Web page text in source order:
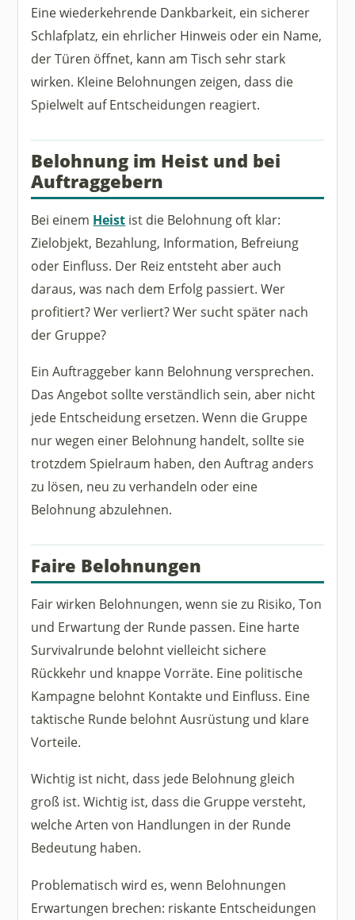
Eine wiederkehrende Dankbarkeit, ein sicherer
Schlafplatz, ein ehrlicher Hinweis oder ein Name,
der Türen öffnet, kann am Tisch sehr stark
wirken. Kleine Belohnungen zeigen, dass die
Spielwelt auf Entscheidungen reagiert.
Belohnung im Heist und bei
Auftraggebern
Bei einem Heist ist die Belohnung oft klar:
Zielobjekt, Bezahlung, Information, Befreiung
oder Einfluss. Der Reiz entsteht aber auch
daraus, was nach dem Erfolg passiert. Wer
profitiert? Wer verliert? Wer sucht später nach
der Gruppe?
Ein Auftraggeber kann Belohnung versprechen.
Das Angebot sollte verständlich sein, aber nicht
jede Entscheidung ersetzen. Wenn die Gruppe
nur wegen einer Belohnung handelt, sollte sie
trotzdem Spielraum haben, den Auftrag anders
zu lösen, neu zu verhandeln oder eine
Belohnung abzulehnen.
Faire Belohnungen
Fair wirken Belohnungen, wenn sie zu Risiko, Ton
und Erwartung der Runde passen. Eine harte
Survivalrunde belohnt vielleicht sichere
Rückkehr und knappe Vorräte. Eine politische
Kampagne belohnt Kontakte und Einfluss. Eine
taktische Runde belohnt Ausrüstung und klare
Vorteile.
Wichtig ist nicht, dass jede Belohnung gleich
groß ist. Wichtig ist, dass die Gruppe versteht,
welche Arten von Handlungen in der Runde
Bedeutung haben.
Problematisch wird es, wenn Belohnungen
Erwartungen brechen: riskante Entscheidungen